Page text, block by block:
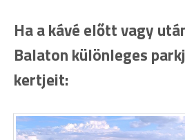
Ha a kávé előtt vagy
Balaton különleges
kertjeit: